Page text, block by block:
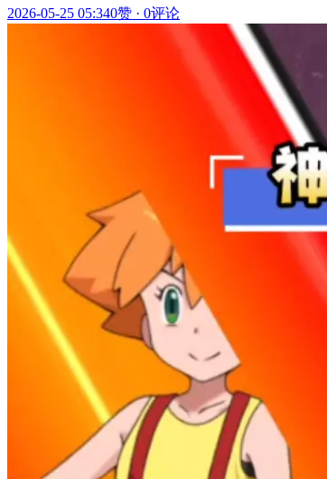
2026-05-25 05:340赞 · 0评论